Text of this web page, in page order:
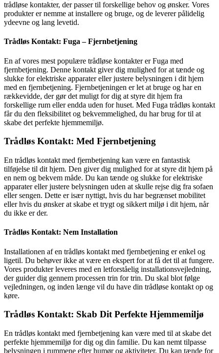
trådløse kontakter, der passer til forskellige behov og ønsker. Vores
produkter er nemme at installere og bruge, og de leverer pålidelig
ydeevne og lang levetid.
Trådløs Kontakt: Fuga – Fjernbetjening
En af vores mest populære trådløse kontakter er Fuga med
fjernbetjening. Denne kontakt giver dig mulighed for at tænde og
slukke for elektriske apparater eller justere belysningen i dit hjem
med en fjernbetjening. Fjernbetjeningen er let at bruge og har en
rækkevidde, der gør det muligt for dig at styre dit hjem fra
forskellige rum eller endda uden for huset. Med Fuga trådløs kontakt
får du den fleksibilitet og bekvemmelighed, du har brug for til at
skabe det perfekte hjemmemiljø.
Trådløs Kontakt: Med Fjernbetjening
En trådløs kontakt med fjernbetjening kan være en fantastisk
tilføjelse til dit hjem. Den giver dig mulighed for at styre dit hjem på
en nem og bekvem måde. Du kan tænde og slukke for elektriske
apparater eller justere belysningen uden at skulle rejse dig fra sofaen
eller sengen. Dette er især nyttigt, hvis du har begrænset mobilitet
eller hvis du ønsker at skabe et trygt og sikkert miljø i dit hjem, når
du ikke er der.
Trådløs Kontakt: Nem Installation
Installationen af en trådløs kontakt med fjernbetjening er enkel og
ligetil. Du behøver ikke at være en ekspert for at få det til at fungere.
Vores produkter leveres med en letforståelig installationsvejledning,
der guider dig gennem processen trin for trin. Du skal blot følge
vejledningen, og inden længe vil du have din trådløse kontakt op og
køre.
Trådløs Kontakt: Skab Dit Perfekte Hjemmemiljø
En trådløs kontakt med fjernbetjening kan være med til at skabe det
perfekte hjemmemiljø for dig og din familie. Du kan nemt tilpasse
belysningen i rummene efter humør og aktiviteter. Du kan tænde for